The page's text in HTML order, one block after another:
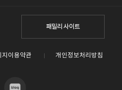
패밀리 사이트
지이용약관 개인정보처리방침